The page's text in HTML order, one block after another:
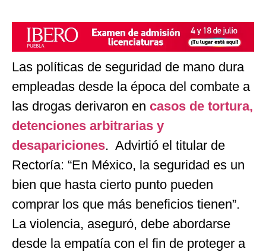
Las políticas de seguridad de mano dura
empleadas desde la época del combate a
las drogas derivaron en casos de tortura,
detenciones arbitrarias y
desapariciones. Advirtió el titular de
Rectoría: “En México, la seguridad es un
bien que hasta cierto punto pueden
comprar los que más beneficios tienen”.
La violencia, aseguró, debe abordarse
desde la empatía con el fin de proteger a